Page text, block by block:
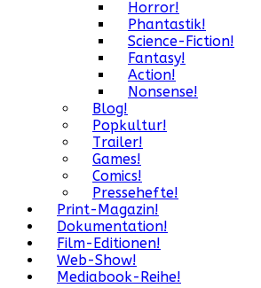
Horror!
Phantastik!
Science-Fiction!
Fantasy!
Action!
Nonsense!
Blog!
Popkultur!
Trailer!
Games!
Comics!
Pressehefte!
Print-Magazin!
Dokumentation!
Film-Editionen!
Web-Show!
Mediabook-Reihe!